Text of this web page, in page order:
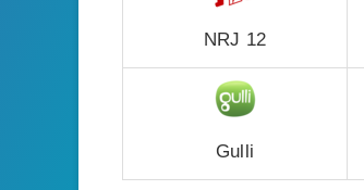
NRJ 12
Gulli